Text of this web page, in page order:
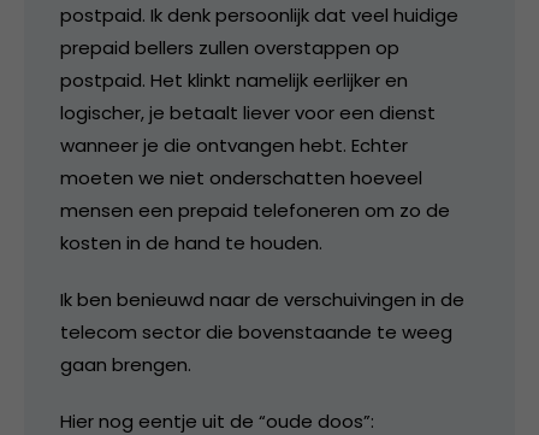
postpaid. Ik denk persoonlijk dat veel huidige
prepaid bellers zullen overstappen op
postpaid. Het klinkt namelijk eerlijker en
logischer, je betaalt liever voor een dienst
wanneer je die ontvangen hebt. Echter
moeten we niet onderschatten hoeveel
mensen een prepaid telefoneren om zo de
kosten in de hand te houden.
Ik ben benieuwd naar de verschuivingen in de
telecom sector die bovenstaande te weeg
gaan brengen.
Hier nog eentje uit de “oude doos”: